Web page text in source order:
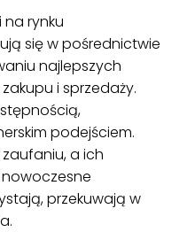
rynku
się w pośrednictwie
najlepszych
i sprzedaży.
podejściem.
a ich
przekuwają w